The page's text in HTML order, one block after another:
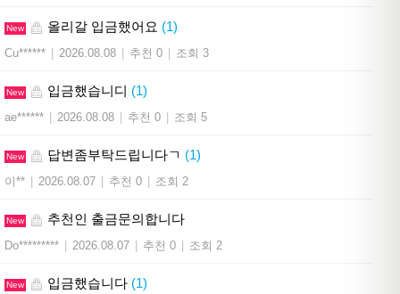
New 올리갈 입금했어요 (1)
Cu****** 2026.08.08 추천 0 조회 3
New 입금했습니디 (1)
ae****** 2026.08.08 추천 0 조회 5
New 답변좀부탁드립니다ㄱ (1)
이** 2026.08.07 추천 0 조회 2
New 추천인 출금문의합니다
Do********* 2026.08.07 추천 0 조회 2
New 입금했습니다 (1)